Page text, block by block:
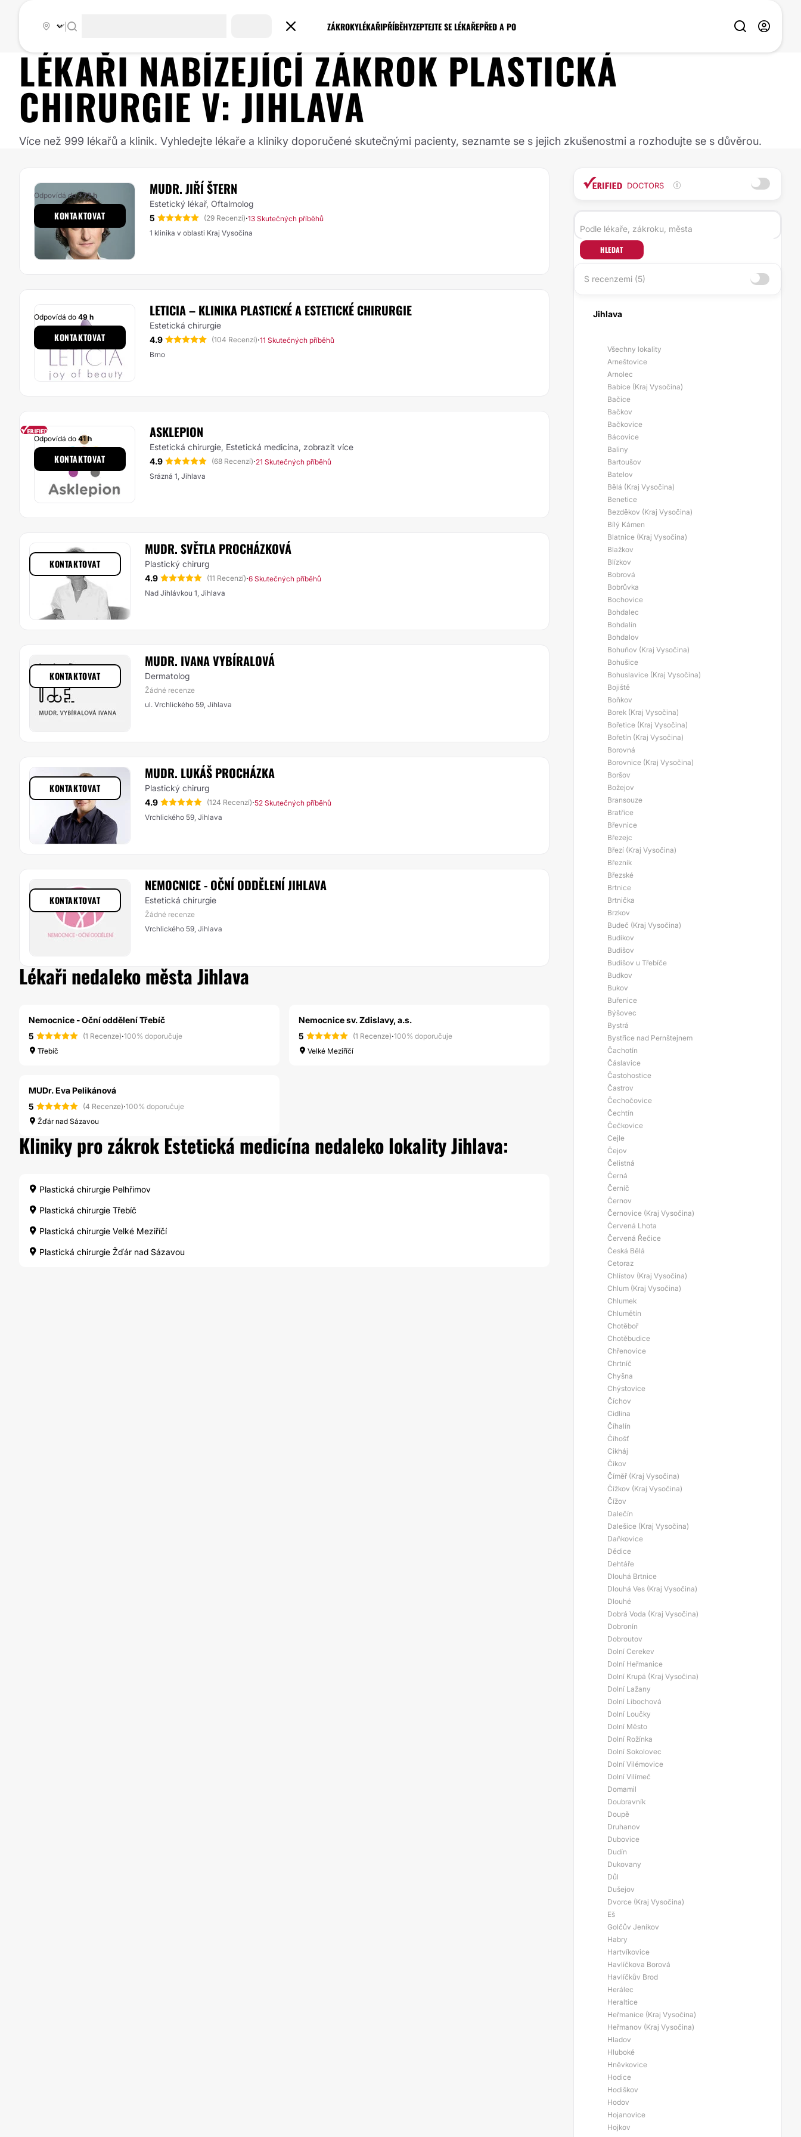
ZÁKROKYLÉKAŘIPŘÍBĚHYZEPTEJTE SE LÉKAŘEPŘED A PO
LÉKAŘI NABÍZEJÍCÍ ZÁKROKPLASTICKÁ
CHIRURGIE V: JIHLAVA
Více než 999 lékařů a klinik. Vyhledejte lékaře a kliniky doporučené skutečnými pacienty, seznamte se s jejich zkušenostmi a rozhodujte se s důvěrou.
MUDR. JIŘÍ ŠTERN
Estetický lékař, Oftalmolog
5
(29 Recenzí)·13 Skutečných příběhů
1 klinika v oblasti Kraj Vysočina
Odpovídá do+72 h
KONTAKTOVAT
LETICIA – KLINIKA PLASTICKÉ A ESTETICKÉ CHIRURGIE
Estetická chirurgie
4.9
(104 Recenzí)·11 Skutečných příběhů
Brno
Odpovídá do 49 h
KONTAKTOVAT
ASKLEPION
Estetická chirurgie, Estetická medicína, zobrazit více
4.9
(68 Recenzí)·21 Skutečných příběhů
Srázná 1, Jihlava
Odpovídá do 41 h
KONTAKTOVAT
MUDR. SVĚTLA PROCHÁZKOVÁ
Plastický chirurg
4.9
(11 Recenzí)·6 Skutečných příběhů
Nad Jihlávkou 1, Jihlava
KONTAKTOVAT
MUDR. IVANA VYBÍRALOVÁ
Dermatolog
Žádné recenze
ul. Vrchlického 59, Jihlava
KONTAKTOVAT
MUDR. LUKÁŠ PROCHÁZKA
Plastický chirurg
4.9
(124 Recenzí)·52 Skutečných příběhů
Vrchlického 59, Jihlava
KONTAKTOVAT
NEMOCNICE - OČNÍ ODDĚLENÍ JIHLAVA
Estetická chirurgie
Žádné recenze
Vrchlického 59, Jihlava
KONTAKTOVAT
Lékaři nedaleko města Jihlava
Nemocnice - Oční oddělení Třebíč
5
(1 Recenze)·100% doporučuje
Třebíč
Nemocnice sv. Zdislavy, a.s.
5
(1 Recenze)·100% doporučuje
Velké Meziříčí
MUDr. Eva Pelikánová
5
(4 Recenze)·100% doporučuje
Žďár nad Sázavou
Kliniky pro zákrok Estetická medicína nedaleko lokality Jihlava:
Plastická chirurgie Pelhřimov
Plastická chirurgie Třebíč
Plastická chirurgie Velké Meziříčí
Plastická chirurgie Žďár nad Sázavou
DOCTORS
HLEDAT
S recenzemi (5)
Jihlava
Všechny lokality
Arneštovice
Arnolec
Babice (Kraj Vysočina)
Bačice
Bačkov
Bačkovice
Bácovice
Baliny
Bartoušov
Batelov
Bělá (Kraj Vysočina)
Benetice
Bezděkov (Kraj Vysočina)
Bílý Kámen
Blatnice (Kraj Vysočina)
Blažkov
Blízkov
Bobrová
Bobrůvka
Bochovice
Bohdalec
Bohdalín
Bohdalov
Bohuňov (Kraj Vysočina)
Bohušice
Bohuslavice (Kraj Vysočina)
Bojiště
Boňkov
Borek (Kraj Vysočina)
Bořetice (Kraj Vysočina)
Bořetín (Kraj Vysočina)
Borovná
Borovnice (Kraj Vysočina)
Boršov
Božejov
Bransouze
Bratřice
Břevnice
Březejc
Březí (Kraj Vysočina)
Březník
Březské
Brtnice
Brtnička
Brzkov
Budeč (Kraj Vysočina)
Budíkov
Budišov
Budišov u Třebíče
Budkov
Bukov
Buřenice
Býšovec
Bystrá
Bystřice nad Pernštejnem
Čachotín
Čáslavice
Častohostice
Častrov
Čechočovice
Čechtín
Čečkovice
Cejle
Čejov
Čelistná
Černá
Černíč
Černov
Černovice (Kraj Vysočina)
Červená Lhota
Červená Řečice
Česká Bělá
Cetoraz
Chlístov (Kraj Vysočina)
Chlum (Kraj Vysočina)
Chlumek
Chlumětín
Chotěboř
Chotěbudice
Chřenovice
Chrtníč
Chyšna
Chýstovice
Číchov
Cidlina
Číhalín
Číhošť
Cikháj
Čikov
Číměř (Kraj Vysočina)
Čížkov (Kraj Vysočina)
Čížov
Dalečín
Dalešice (Kraj Vysočina)
Daňkovice
Dědice
Dehtáře
Dlouhá Brtnice
Dlouhá Ves (Kraj Vysočina)
Dlouhé
Dobrá Voda (Kraj Vysočina)
Dobronín
Dobroutov
Dolní Cerekev
Dolní Heřmanice
Dolní Krupá (Kraj Vysočina)
Dolní Lažany
Dolní Libochová
Dolní Loučky
Dolní Město
Dolní Rožínka
Dolní Sokolovec
Dolní Vilémovice
Dolní Vilímeč
Domamil
Doubravník
Doupě
Druhanov
Dubovice
Dudín
Dukovany
Důl
Dušejov
Dvorce (Kraj Vysočina)
Eš
Golčův Jeníkov
Habry
Hartvíkovice
Havlíčkova Borová
Havlíčkův Brod
Herálec
Heraltice
Heřmanice (Kraj Vysočina)
Heřmanov (Kraj Vysočina)
Hladov
Hluboké
Hněvkovice
Hodice
Hodiškov
Hodov
Hojanovice
Hojkov